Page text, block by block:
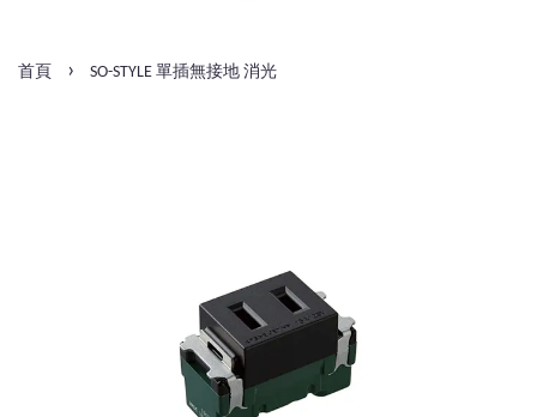
首頁 › SO-STYLE 單插無接地 消光